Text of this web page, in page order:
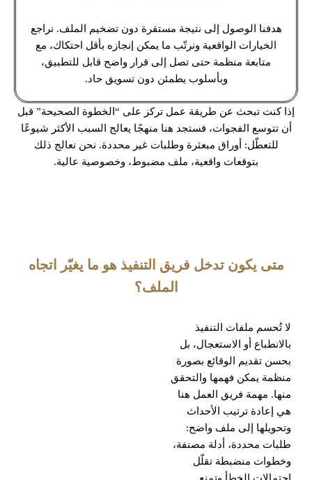
هدفنا الوصول إلى نتيجة مستقرة دون تضخيم الملف. نراجع
الخيارات الواقعية ونرتّب ما يمكن إنجازه بأقل احتكاك، مع
متابعة منظمة حتى تصل إلى قرار واضح قابل للتطبيق،
وبأسلوب يطمئن دون تسويق حاد.
إذا كنت تبحث عن طريقة عمل تركز على “الخطوة الصحيحة” قبل
أن تتوسع الفجوات، فستجد هنا منهجًا يعالج السبب الأكثر شيوعًا
للتعطّل: أوراق مبعثرة وطلبات غير محددة. نحن نعالج ذلك
بتوقعات واقعية، ملف مضبوط، وخصوصية عالية.
متى يكون تدخل فريق التنفيذ هو ما يغيّر اتجاه
الملف؟
لا تُحسم ملفات التنفيذ
بالانطباع أو الاستعجال، بل
بحسن تقديم الوقائع بصورة
منظمة يمكن فهمها والتحقق
منها. مهمة فريق العمل هنا
هي إعادة ترتيب الأحداث
وتحويلها إلى ملف واضح:
طلبات محددة، أدلة مصنفة،
وخطوات منضبطة تقلّل